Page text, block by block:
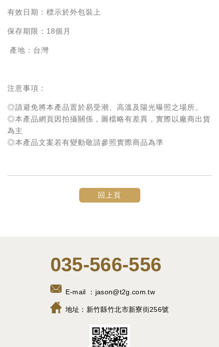
有效日期：標示於外包裝上
保存期限：18個月
產地：台灣
注意事項：
◎請避免將本產品置於易受潮、高溫及陽光曝照之場所。
◎本產品網頁因拍攝關係，圖檔略有差異，實際以廠商出貨
為主
◎本產品文案若有變動敬請參照實際商品為準
回上頁
035-566-556
E-mail ： jason@t2g.com.tw
地址： 新竹縣竹北市新寮街256號